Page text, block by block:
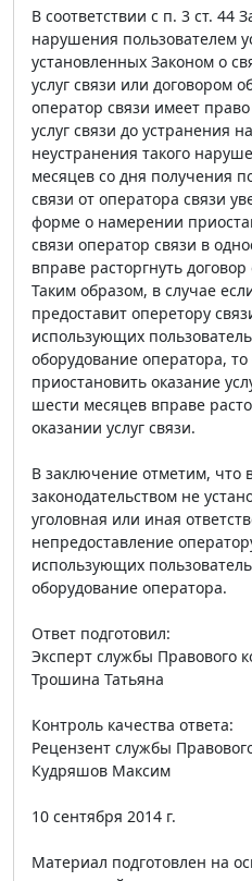
В соответствии с п. 3 ст. 44
нарушения пользователем
установленных Законом о
услуг связи или договором
оператор связи имеет
услуг связи до устранения
неустранения такого
месяцев со дня получения
связи от оператора связи
форме о намерении
связи оператор связи в
вправе расторгнуть
Таким образом, в случае
предоставит оперетору
использующих
оборудование оператора,
приостановить оказание
шести месяцев вправе
оказании услуг связи.
В заключение отметим, что
законодательством не
уголовная или иная
непредоставление
использующих
оборудование оператора.
Ответ подготовил:
Эксперт службы Правового
Трошина Татьяна
Контроль качества ответа:
Рецензент службы
Кудряшов Максим
10 сентября 2014 г.
Материал подготовлен на